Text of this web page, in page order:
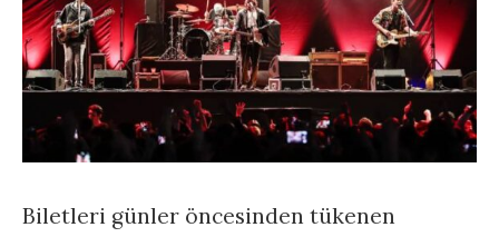
Biletleri günler öncesinden tükenen